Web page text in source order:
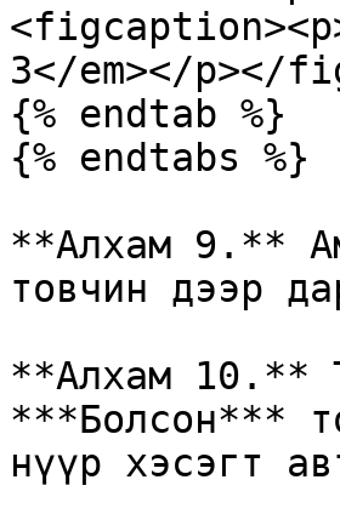
3</em></p></
{% endtab %}
{% endtabs %}
**Алхам 9.**
товчин дээр
**Алхам 10.**
***Болсон***
нүүр хэсэгт